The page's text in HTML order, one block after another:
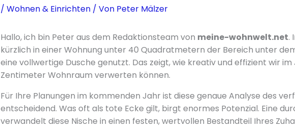
/ Wohnen & Einrichten/ Von Peter Mälzer
Hallo, ich bin Peter aus dem Redaktionsteam von meine-wohnwelt.net.
kürzlich in einer Wohnung unter 40 Quadratmetern der Bereich unter
eine vollwertige Dusche genutzt. Das zeigt, wie kreativ und effizient wir im
Zentimeter Wohnraum verwerten können.
Für Ihre Planungen im kommenden Jahr ist diese genaue Analyse des
entscheidend. Was oft als tote Ecke gilt, birgt enormes Potenzial. Eine
verwandelt diese Nische in einen festen, wertvollen Bestandteil Ihres